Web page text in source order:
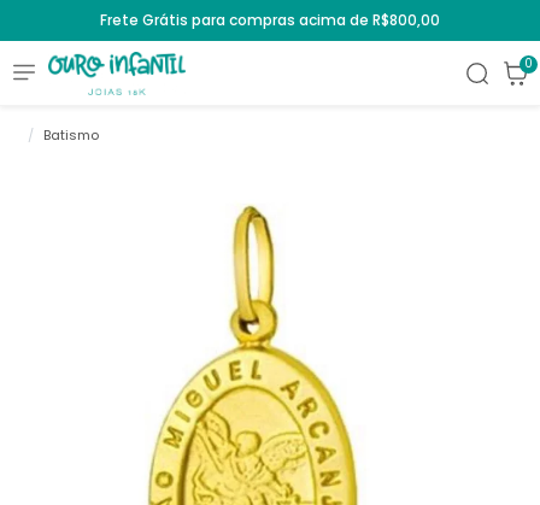
Frete Grátis para compras acima de R$800,00
0
Batismo